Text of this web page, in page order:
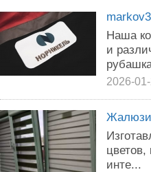
Наша
и
2026-
Жалюзи
инте...